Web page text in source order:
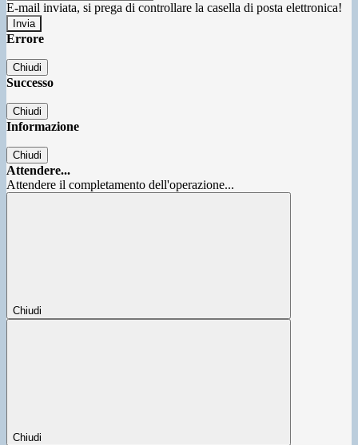
E-mail inviata, si prega di controllare la casella di posta elettronica!
Errore
Chiudi
Successo
Chiudi
Informazione
Chiudi
Attendere...
Attendere il completamento dell'operazione...
Chiudi
Chiudi